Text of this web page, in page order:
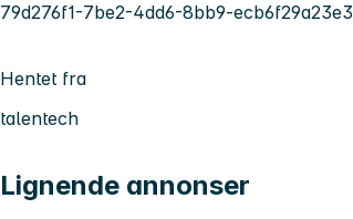
79d276f1-7be2-4dd6-8bb9-ecb6f29a23e3
Hentet fra
talentech
Lignende annonser